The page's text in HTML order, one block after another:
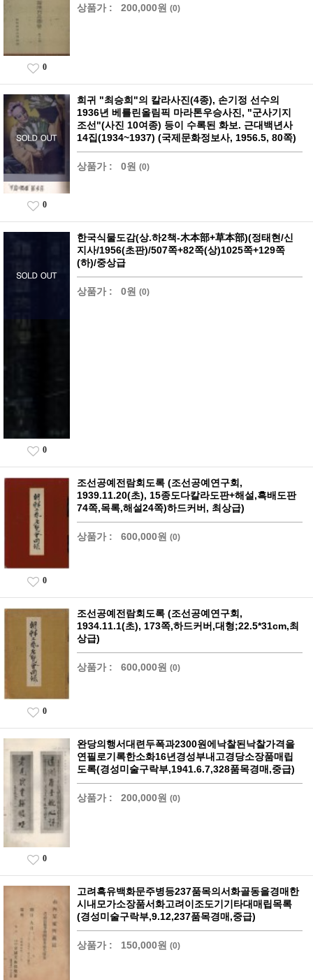
상품가 : 200,000원 (0)
0
희귀 "최승희"의 칼라사진(4종), 손기정 선수의
1936년 베를린올림픽 마라톤우승사진, "군사기지
조선"(사진 10여종) 등이 수록된 화보. 근대백년사
14집(1934~1937) (국제문화정보사, 1956.5, 80쪽)
상품가 : 0원 (0)
0
한국식물도감(상.하2책-木本部+草本部)(정태현/신
지사/1956(초판)/507쪽+82쪽(상)1025쪽+129쪽
(하)/중상급
상품가 : 0원 (0)
0
조선공예전람회도록 (조선공예연구회,
1939.11.20(초), 15종도다칼라도판+해설,흑배도판
74쪽,목록,해설24쪽)하드커버, 최상급)
상품가 : 600,000원 (0)
0
조선공예전람회도록 (조선공예연구회,
1934.11.1(초), 173쪽,하드커버,대형;22.5*31cm,최
상급)
상품가 : 600,000원 (0)
0
완당의행서대련두폭과2300원에낙찰된낙찰가격을
연필로기록한소화16년경성부내고경당소장품매립
도록(경성미술구락부,1941.6.7,328품목경매,중급)
상품가 : 200,000원 (0)
0
고려흑유백화문주병등237품목의서화골동을경매한
시내모가소장품서화고려이조도기기타대매립목록
(경성미술구락부,9.12,237품목경매,중급)
상품가 : 150,000원 (0)